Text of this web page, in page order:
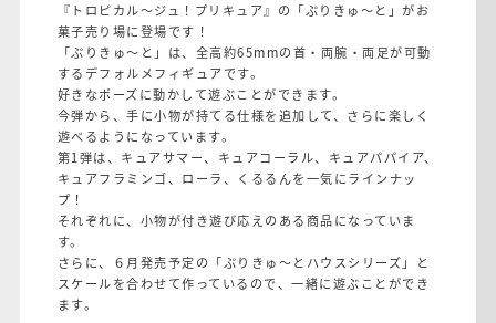
『トロピカル～ジュ！プリキュア』の「ぷりきゅ～と」がお
菓子売り場に登場です！
「ぷりきゅ～と」は、全高約65mmの首・両腕・両足が可動
するデフォルメフィギュアです。
好きなポーズに動かして遊ぶことができます。
今弾から、手に小物が持てる仕様を追加して、さらに楽しく
遊べるようになっています。
第1弾は、キュアサマー、キュアコーラル、キュアパパイア、
キュアフラミンゴ、ローラ、くるるんを一気にラインナッ
プ！
それぞれに、小物が付き遊び応えのある商品になっていま
す。
さらに、６月発売予定の「ぷりきゅ～とハウスシリーズ」と
スケールを合わせて作っているので、一緒に遊ぶことができ
ます。